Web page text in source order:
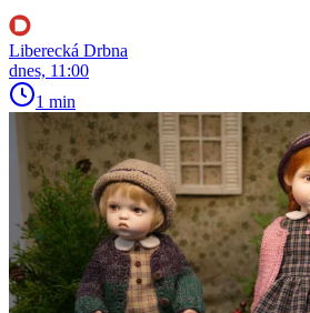
Liberecká Drbna
dnes, 11:00
1 min